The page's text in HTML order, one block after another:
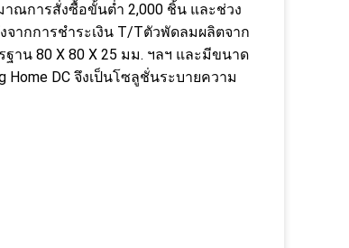
าณการสั่งซื้อขั้นต่ำ 2,000 ชิ้น และช่วง
ากการชำระเงิน T/Tตัวพัดลมผลิตจาก
าน 80 X 80 X 25 มม. ฯลฯ และมีขนาด
DC จึงเป็นโซลูชั่นระบายความ